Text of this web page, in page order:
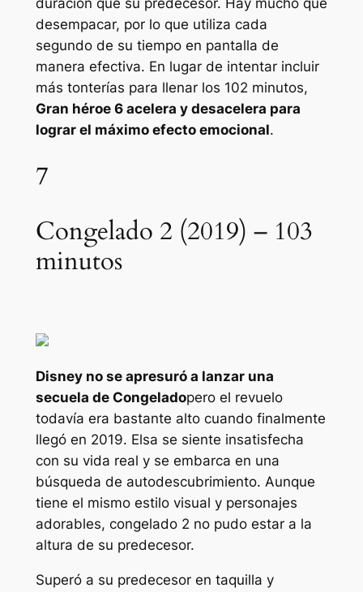
desempacar, por lo que utiliza cada
segundo de su tiempo en pantalla de
manera efectiva. En lugar de intentar incluir
más tonterías para llenar los 102 minutos,
Gran héroe 6 acelera y desacelera para
lograr el máximo efecto emocional.
7
Congelado 2 (2019) – 103
minutos
Disney no se apresuró a lanzar una
secuela de Congeladopero el revuelo
todavía era bastante alto cuando finalmente
llegó en 2019. Elsa se siente insatisfecha
con su vida real y se embarca en una
búsqueda de autodescubrimiento. Aunque
tiene el mismo estilo visual y personajes
adorables, congelado 2 no pudo estar a la
altura de su predecesor.
Superó a su predecesor en taquilla y